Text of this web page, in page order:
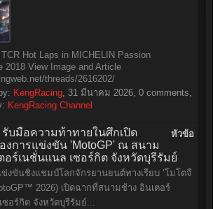
Hot Laps in MICHELIN Passion
2018 View Image and Article
threads/2616202/
KengRacing, 31 มีนาคม 2026, 0 comments,
KengRacing Channel
หัวข้อ
รับมือความท้าทายในศึกเปิด
งการแข่งขัน 'MotoGP' ณ สนาม
อร์เนชั่นแนล เซอร์กิต จังหวัดบุรีรัมย์
ข่งขันชิงแชมป์โลกจักรยานยนต์ทางเรียบ ‘โมโตจี
2026) เปิดฉากที่สนามช้าง อินเตอร์
ซอร์กิต จังหวัดบุรีรัมย์...